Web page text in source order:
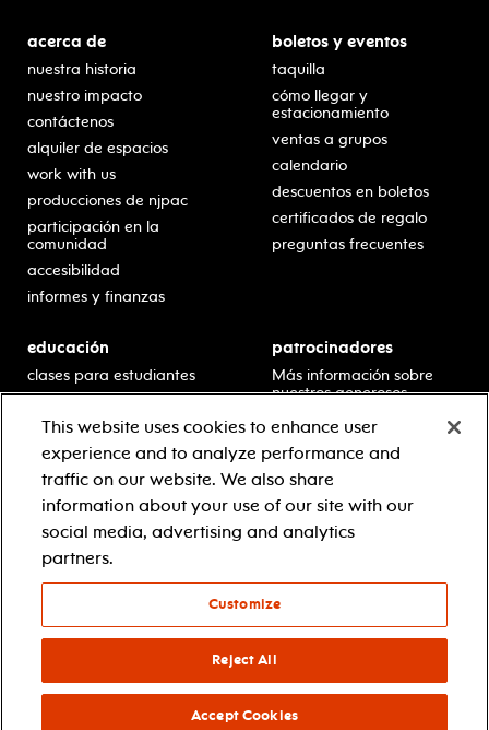
acerca de
nuestra historia
nuestro impacto
contáctenos
alquiler de espacios
work with us
producciones de njpac
participación en la
comunidad
accesibilidad
informes y finanzas
boletos y eventos
taquilla
cómo llegar y
estacionamiento
ventas a grupos
calendario
descuentos en boletos
certificados de regalo
preguntas frecuentes
educación
clases para estudiantes
escolar
residencias en escuelas
desarrollo profesional
recursos para docentes
comuníquese con el
equipo educativo
patrocinadores
Más información sobre
nuestros generosos
facebooktwitterinstagram
your privacy choices
This website uses cookies to enhance user
experience and to analyze performance and
traffic on our website. We also share
information about your use of our site with our
social media, advertising and analytics
partners.
Customize
Reject All
Accept Cookies